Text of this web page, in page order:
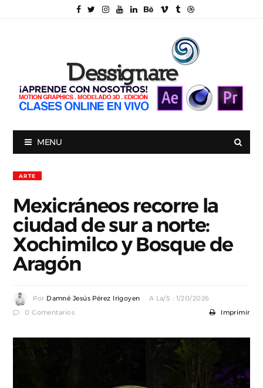
MENU
ARTE
Mexicráneos recorre la
ciudad de sur a norte:
Xochimilco y Bosque de
Aragón
Por Damné Jesús Pérez Irigoyen A La/s : 1/20/2026
0 Comentarios Imprimir